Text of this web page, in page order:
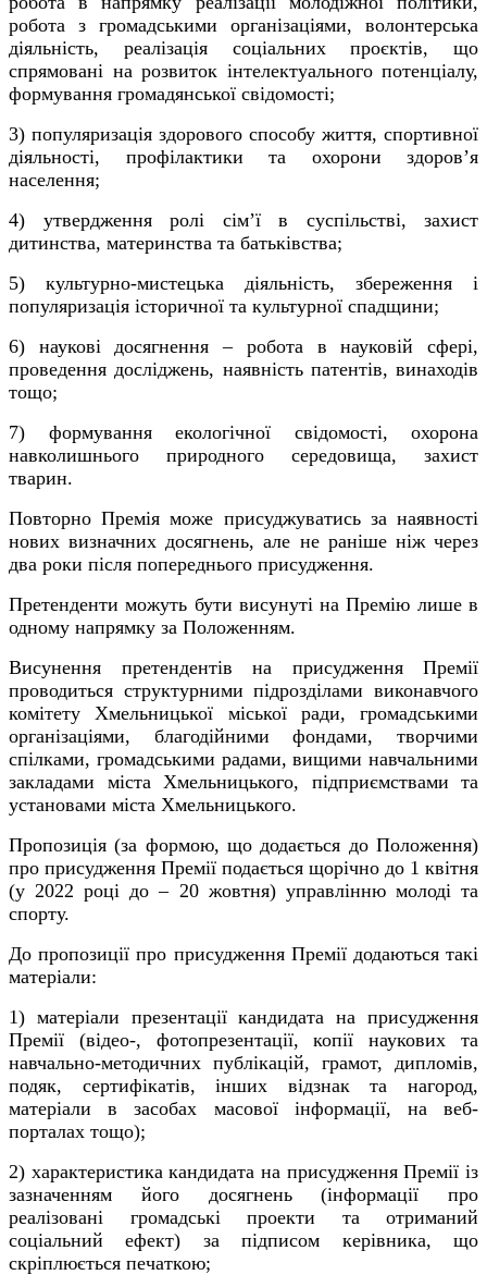
робота з громадськими організаціями, волонтерська
діяльність, реалізація соціальних проєктів, що
спрямовані на розвиток інтелектуального потенціалу,
формування громадянської свідомості;
3) популяризація здорового способу життя, спортивної
діяльності, профілактики та охорони здоров’я
населення;
4) утвердження ролі сім’ї в суспільстві, захист
дитинства, материнства та батьківства;
5) культурно-мистецька діяльність, збереження і
популяризація історичної та культурної спадщини;
6) наукові досягнення – робота в науковій сфері,
проведення досліджень, наявність патентів, винаходів
тощо;
7) формування екологічної свідомості, охорона
навколишнього природного середовища, захист
тварин.
Повторно Премія може присуджуватись за наявності
нових визначних досягнень, але не раніше ніж через
два роки після попереднього присудження.
Претенденти можуть бути висунуті на Премію лише в
одному напрямку за Положенням.
Висунення претендентів на присудження Премії
проводиться структурними підрозділами виконавчого
комітету Хмельницької міської ради, громадськими
організаціями, благодійними фондами, творчими
спілками, громадськими радами, вищими навчальними
закладами міста Хмельницького, підприємствами та
установами міста Хмельницького.
Пропозиція (за формою, що додається до Положення)
про присудження Премії подається щорічно до 1 квітня
(у 2022 році до – 20 жовтня) управлінню молоді та
спорту.
До пропозиції про присудження Премії додаються такі
матеріали:
1) матеріали презентації кандидата на присудження
Премії (відео-, фотопрезентації, копії наукових та
навчально-методичних публікацій, грамот, дипломів,
подяк, сертифікатів, інших відзнак та нагород,
матеріали в засобах масової інформації, на веб-
порталах тощо);
2) характеристика кандидата на присудження Премії із
зазначенням його досягнень (інформації про
реалізовані громадські проекти та отриманий
соціальний ефект) за підписом керівника, що
скріплюється печаткою;